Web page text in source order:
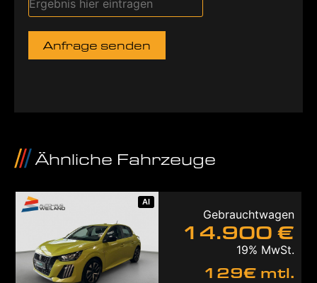
Anfrage senden
Ähnliche Fahrzeuge
AI
Gebrauchtwagen
14.900 €
19% MwSt.
129€ mtl.